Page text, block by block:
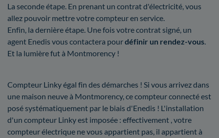
La seconde étape. En prenant un contrat d'électricité, vous
allez pouvoir mettre votre compteur en service.
Enfin, la dernière étape. Une fois votre contrat signé, un
agent Enedis vous contactera pourdéfinir un rendez-vous.
Et la lumière fut à Montmorency !
Compteur Linky égal fin des démarches ! Si vous arrivez dans
une maison neuve à Montmorency, ce compteur connecté est
posé systématiquement par le biais d'Enedis ! L'installation
d'un compteur Linky est imposée : effectivement , votre
compteur électrique ne vous appartient pas, il appartient à